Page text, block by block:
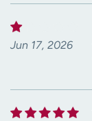
Jun 17, 2026